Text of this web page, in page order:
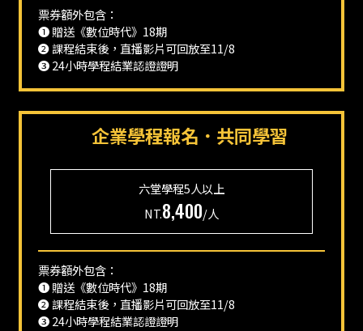
票券額外包含：
❶ 贈送《數位時代》18期
❷ 課程結束後，直播影片可回放至11/8
❸ 24小時學程結業認證證明
企業學程報名．共同學習
六堂學程5人以上
NT.8,400/人
票券額外包含：
❶ 贈送《數位時代》18期
❷ 課程結束後，直播影片可回放至11/8
❸ 24小時學程結業認證證明